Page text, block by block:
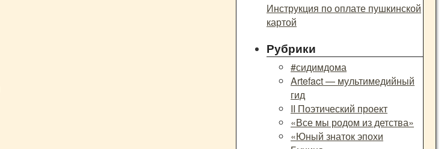
Инструкция по оплате пушкинской
картой
Рубрики
#сидимдома
Artefact — мультимедийный
гид
II Поэтический проект
«Все мы родом из детства»
«Юный знаток эпохи